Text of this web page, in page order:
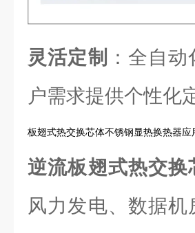
灵活定制
：全自
户需求提供个性化
板翅式热交换芯体不锈钢显热换热器应
逆流板翅式热交
风力发电、数据